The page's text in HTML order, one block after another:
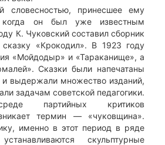
словесностью, принесшее ему
когда он был уже известным
К. Чуковский составил сборник
«Крокодил». В 1923 году
«Мойдодыр» и «Тараканище», а
Сказки были напечатаны
выдержали множество изданий,
задачам советской педагогики.
партийных критиков
термин — «чуковщина».
именно в этот период в ряде
скульптурные